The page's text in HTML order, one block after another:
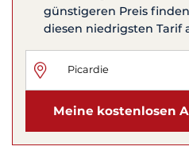
günstigeren Preis
diesen niedrigsten Tarif
Meine kostenlosen